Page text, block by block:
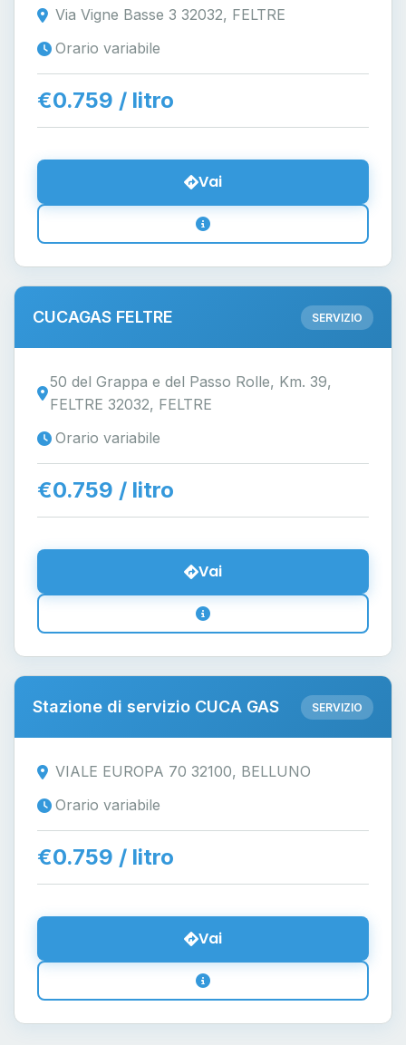
Via Vigne Basse 3 32032, FELTRE
Orario variabile
€0.759 / litro
Vai
CUCAGAS FELTRE SERVIZIO
50 del Grappa e del Passo Rolle, Km. 39,
FELTRE 32032, FELTRE
Orario variabile
€0.759 / litro
Vai
Stazione di servizio CUCA GAS SERVIZIO
VIALE EUROPA 70 32100, BELLUNO
Orario variabile
€0.759 / litro
Vai